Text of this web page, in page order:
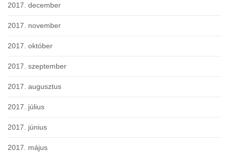
2017. december
2017. november
2017. október
2017. szeptember
2017. augusztus
2017. július
2017. június
2017. május